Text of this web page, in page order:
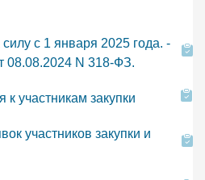
с 1 января 2025 года. -
08.08.2024 N 318-ФЗ.
участникам закупки
участников закупки и